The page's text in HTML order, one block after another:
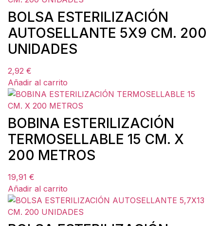
BOLSA ESTERILIZACIÓN
AUTOSELLANTE 5X9 CM. 200
UNIDADES
2,92 €
Añadir al carrito
BOBINA ESTERILIZACIÓN
TERMOSELLABLE 15 CM. X
200 METROS
19,91 €
Añadir al carrito